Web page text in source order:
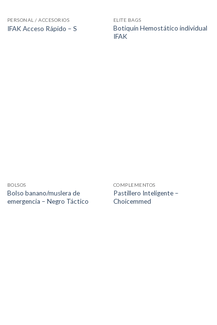
PERSONAL / ACCESORIOS
IFAK Acceso Rápido – S
ELITE BAGS
Botiquín Hemostático individual
IFAK
BOLSOS
Bolso banano/muslera de
emergencia – Negro Táctico
COMPLEMENTOS
Pastillero Inteligente –
Choicemmed